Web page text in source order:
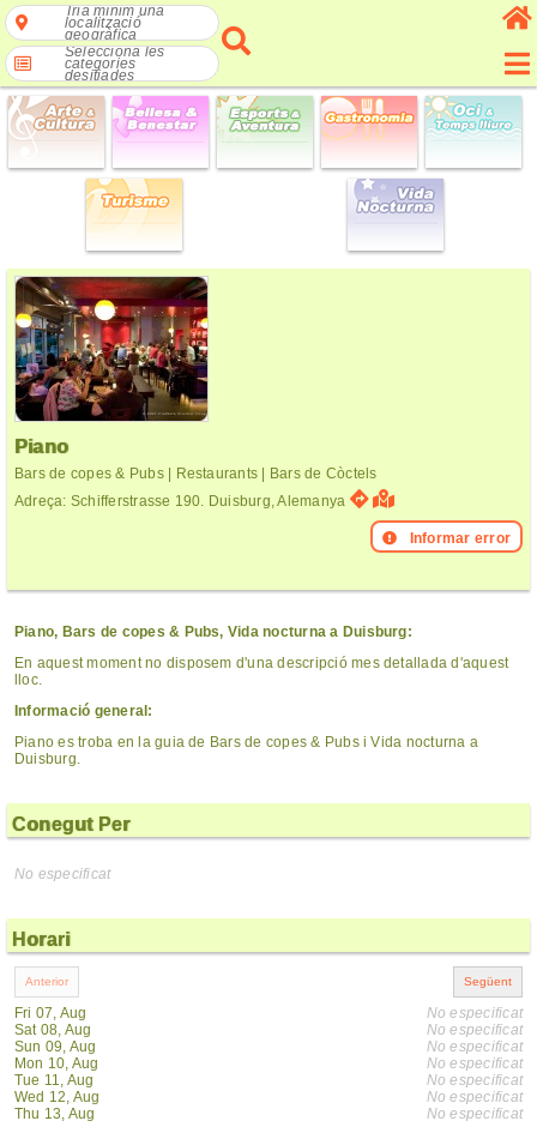
Tria mínim una
localització
geogràfica
Selecciona les
categories
desitjades
Piano
Bars de copes & Pubs | Restaurants | Bars de Còctels
Adreça: Schifferstrasse 190. Duisburg, Alemanya
Informar error
Piano, Bars de copes & Pubs, Vida nocturna a Duisburg:
En aquest moment no disposem d'una descripció mes detallada d'aquest
lloc.
Informació general:
Piano es troba en la guia de Bars de copes & Pubs i Vida nocturna a
Duisburg.
Conegut Per
No especificat
Horari
Fri 07, Aug
Sat 08, Aug
Sun 09, Aug
Mon 10, Aug
Tue 11, Aug
Wed 12, Aug
Thu 13, Aug
No especificat
No especificat
No especificat
No especificat
No especificat
No especificat
No especificat